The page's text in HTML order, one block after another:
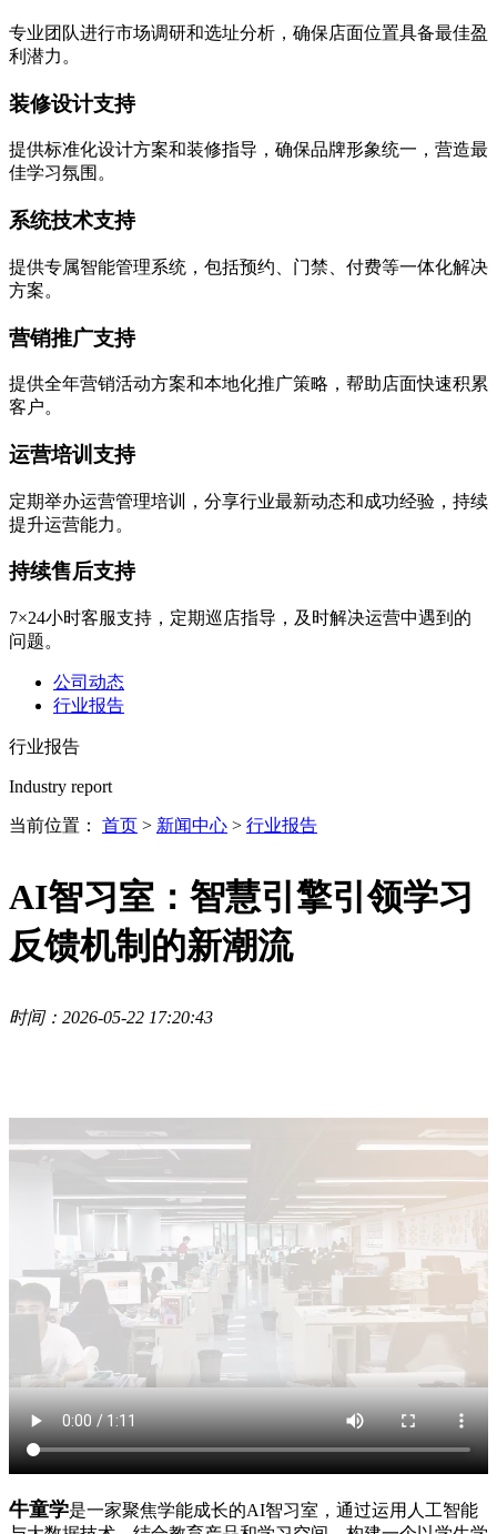
专业团队进行市场调研和选址分析，确保店面位置具备最佳盈
利潜力。
装修设计支持
提供标准化设计方案和装修指导，确保品牌形象统一，营造最
佳学习氛围。
系统技术支持
提供专属智能管理系统，包括预约、门禁、付费等一体化解决
方案。
营销推广支持
提供全年营销活动方案和本地化推广策略，帮助店面快速积累
客户。
运营培训支持
定期举办运营管理培训，分享行业最新动态和成功经验，持续
提升运营能力。
持续售后支持
7×24小时客服支持，定期巡店指导，及时解决运营中遇到的
问题。
公司动态
行业报告
行业报告
Industry report
当前位置： 首页 > 新闻中心 > 行业报告
AI智习室：智慧引擎引领学习
反馈机制的新潮流
时间：2026-05-22 17:20:43
牛童学是一家聚焦学能成长的AI智习室，通过运用人工智能